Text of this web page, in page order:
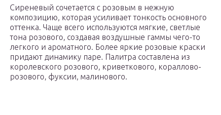
Сиреневый сочетается с розовым в нежную
композицию, которая усиливает тонкость основного
оттенка. Чаще всего используются мягкие, светлые
тона розового, создавая воздушные гаммы чего-то
легкого и ароматного. Более яркие розовые краски
придают динамику паре. Палитра составлена из
королевского розового, криветкового, кораллово-
розового, фуксии, малинового.